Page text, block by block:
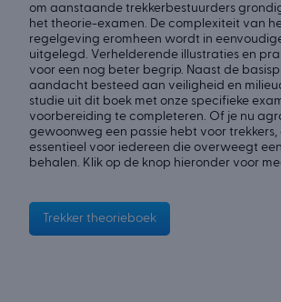
om aanstaande trekkerbestuurders
het theorie-examen. De complexiteit van
regelgeving eromheen wordt in
uitgelegd. Verhelderende illustraties en
voor een nog beter begrip. Naast de
aandacht besteed aan veiligheid en
studie uit dit boek met onze specifieke
voorbereiding te completeren. Of je nu
gewoonweg een passie hebt voor
essentieel voor iedereen die overweegt
behalen. Klik op de knop hieronder voor
Trekker theorieboek